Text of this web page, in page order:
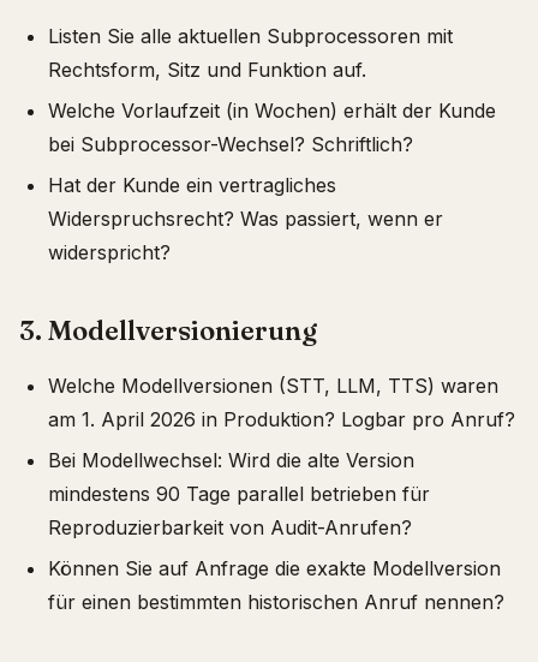
Listen Sie alle aktuellen Subprocessoren mit
Rechtsform, Sitz und Funktion auf.
Welche Vorlaufzeit (in Wochen) erhält der Kunde
bei Subprocessor-Wechsel? Schriftlich?
Hat der Kunde ein vertragliches
Widerspruchsrecht? Was passiert, wenn er
widerspricht?
3. Modellversionierung
Welche Modellversionen (STT, LLM, TTS) waren
am 1. April 2026 in Produktion? Logbar pro Anruf?
Bei Modellwechsel: Wird die alte Version
mindestens 90 Tage parallel betrieben für
Reproduzierbarkeit von Audit-Anrufen?
Können Sie auf Anfrage die exakte Modellversion
für einen bestimmten historischen Anruf nennen?